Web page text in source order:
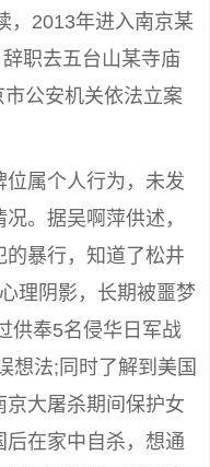
，2013年进入南京某
职去五台山某寺庙
公安机关依法立案
属个人行为，未发
。据吴啊萍供述，
暴行，知道了松井
理阴影，长期被噩梦
供奉5名侵华日军战
想法;同时了解到美国
大屠杀期间保护女
在家中自杀，想通